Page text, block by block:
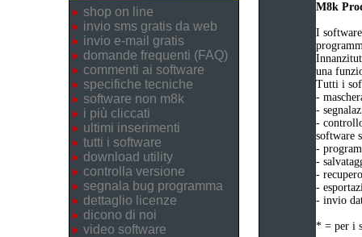
shop on line
invio sms gratis da web
invio e-mail gratis
domande frequenti (FAQ)
commenti ai software
specifiche tecniche
software non m8k
i più cliccati
ultimi inserimenti
tutti i software
download utility
controlla versione
segnala bug programma
dettaglio licenze
dicono di noi
video software
M8k
I
una
Tutti i
-
-
-
software
-
-
-
-
- invio
* = per i